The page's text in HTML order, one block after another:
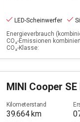
LED-Scheinwerfer
Energieverbrauch
CO₂-Emissionen
CO₂-Klasse:
MINI Cooper SE
Kilometerstand
39.664km